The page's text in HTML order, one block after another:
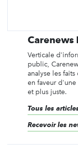
Carenews
Verticale
public,
analyse les
en faveur
et plus juste.
Tous les
Recevoir les